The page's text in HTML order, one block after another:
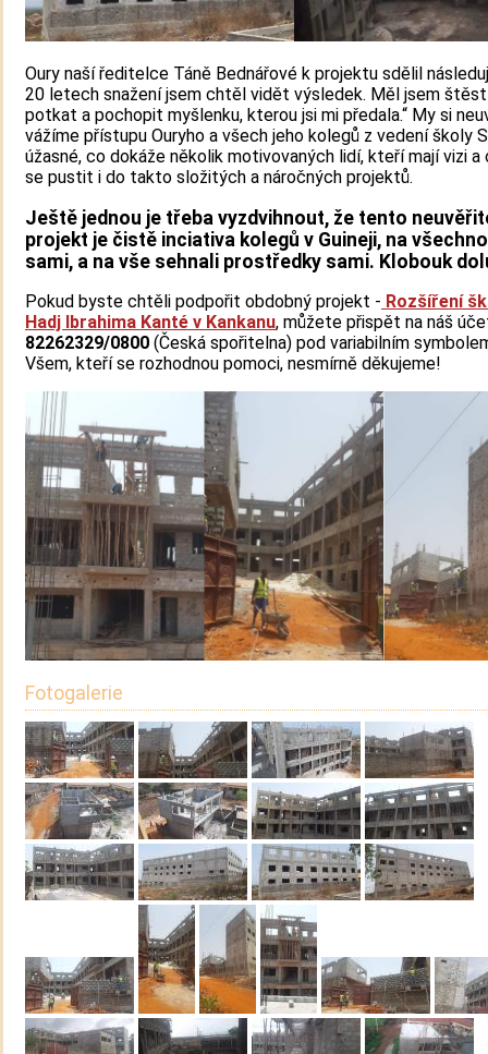
Oury naší ředitelce Táně Bednářové k projektu sdělil
20 letech snažení jsem chtěl vidět výsledek. Měl jsem
potkat a pochopit myšlenku, kterou jsi mi předala.“ My si
vážíme přístupu Ouryho a všech jeho kolegů z vedení školy
úžasné, co dokáže několik motivovaných lidí, kteří mají vizi a
se pustit i do takto složitých a náročných projektů.
Ještě jednou je třeba vyzdvihnout, že tento
projekt je čistě inciativa kolegů v Guineji, na
sami, a na vše sehnali prostředky sami. Klobouk
Pokud byste chtěli podpořit obdobný projekt - Rozšíření
Hadj Ibrahima Kanté v Kankanu, můžete přispět na náš
82262329/0800 (Česká spořitelna) pod variabilním
Všem, kteří se rozhodnou pomoci, nesmírně děkujeme!
Fotogalerie